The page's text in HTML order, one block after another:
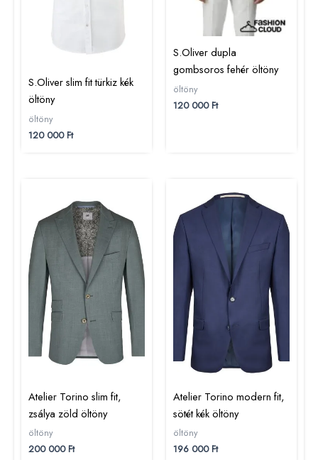
S.Oliver slim fit türkiz kék
öltöny
öltöny
120 000Ft
S.Oliver dupla
gombsoros fehér öltöny
öltöny
120 000Ft
Atelier Torino slim fit,
zsálya zöld öltöny
öltöny
200 000Ft
Atelier Torino modern fit,
sötét kék öltöny
öltöny
196 000Ft